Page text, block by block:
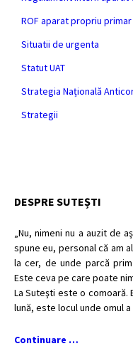
ROF aparat propriu primar
Situatii de urgenta
Statut UAT
Strategia Națională
Strategii
DESPRE SUTEȘTI
„Nu, nimeni nu a auzit de
spune eu, personal că am
la cer, de unde parcă
Este ceva pe care poate
La Suteşti este o comoară.
lună, este locul unde omul
Continuare …